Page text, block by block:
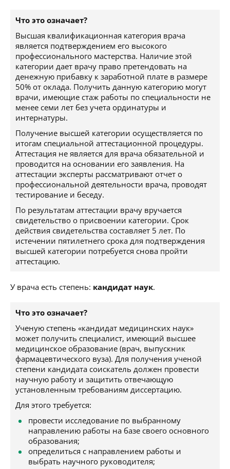
Что это означает?
Высшая квалификационная категория врача
является подтверждением его высокого
профессионального мастерства. Наличие этой
категории дает врачу право претендовать на
денежную прибавку к заработной плате в размере
50% от оклада. Получить данную категорию могут
врачи, имеющие стаж работы по специальности не
менее семи лет без учета ординатуры и
интернатуры.
Получение высшей категории осуществляется по
итогам специальной аттестационной процедуры.
Аттестация не является для врача обязательной и
проводится на основании его заявления. На
аттестации эксперты рассматривают отчет о
профессиональной деятельности врача, проводят
тестирование и беседу.
По результатам аттестации врачу вручается
свидетельство о присвоении категории. Срок
действия свидетельства составляет 5 лет. По
истечении пятилетнего срока для подтверждения
высшей категории потребуется снова пройти
аттестацию.
У врача есть степень: кандидат наук.
Что это означает?
Ученую степень «кандидат медицинских наук»
может получить специалист, имеющий высшее
медицинское образование (врач, выпускник
фармацевтического вуза). Для получения ученой
степени кандидата соискатель должен провести
научную работу и защитить отвечающую
установленным требованиям диссертацию.
Для этого требуется:
провести исследование по выбранному
направлению работы на базе своего основного
образования;
определиться с направлением работы и
выбрать научного руководителя;